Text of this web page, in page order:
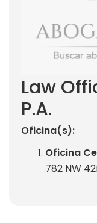
Law
P.A.
Oficina(s):
Oficina
782 NW